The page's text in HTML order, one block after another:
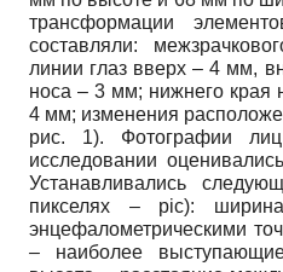
трансформации
составляли:
линии глаз вверх – 4 мм,
носа – 3 мм; нижнего края
4 мм; изменения
рис. 1). Фотографии
исследовании
Устанавливались
пикселях – pic):
энцефалометрическими
– наиболее